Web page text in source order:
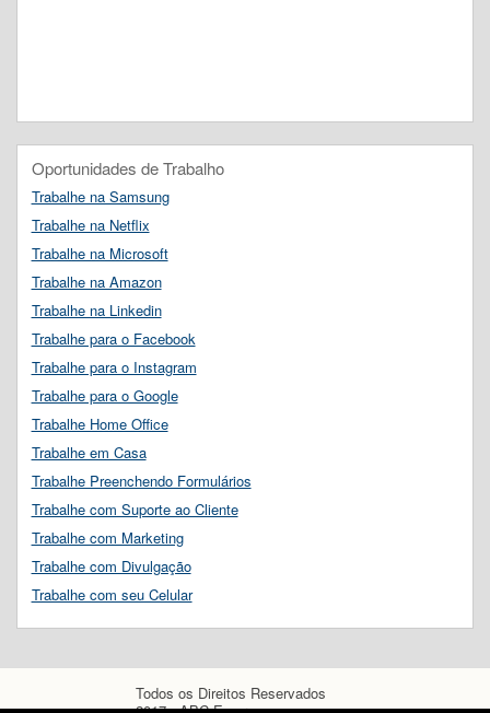
Oportunidades de Trabalho
Trabalhe na Samsung
Trabalhe na Netflix
Trabalhe na Microsoft
Trabalhe na Amazon
Trabalhe na Linkedin
Trabalhe para o Facebook
Trabalhe para o Instagram
Trabalhe para o Google
Trabalhe Home Office
Trabalhe em Casa
Trabalhe Preenchendo Formulários
Trabalhe com Suporte ao Cliente
Trabalhe com Marketing
Trabalhe com Divulgação
Trabalhe com seu Celular
Todos os Direitos Reservados